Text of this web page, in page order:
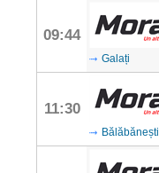
09:44
Galați
11:30
Bălăbănești